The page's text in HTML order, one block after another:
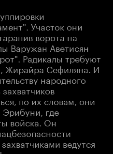
Участок они
ворота на
Варужан Аветисян
Радикалы требуют
Жирайра Сефиляна. И
народного
по их словам, они
где
войска. Он
ведутся